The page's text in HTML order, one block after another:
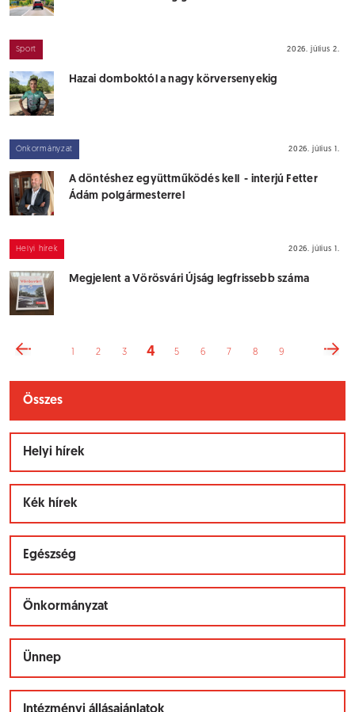
Sport 2026. július 2.
Hazai domboktól a nagy körversenyekig
Önkormányzat 2026. július 1.
A döntéshez együttműködés kell - interjú Fetter
Ádám polgármesterrel
Helyi hírek 2026. július 1.
Megjelent a Vörösvári Újság legfrissebb száma
2 3 4 5 6 7 8 9
Összes
Helyi hírek
Kék hírek
Egészség
Önkormányzat
Ünnep